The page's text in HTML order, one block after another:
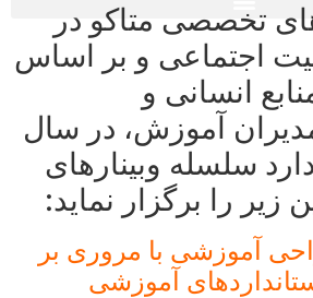
تخصصی متاکو در
اجتماعی و بر اساس
انسانی و
آموزش، در سال
دارد سلسله وبینارهای
زیر را برگزار نماید:
آموزشی با مروری بر
آموزشی